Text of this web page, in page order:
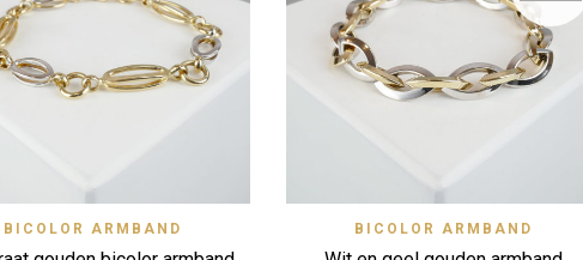
Zet op verlanglijstje Quick View
BICOLOR ARMBAND Zet op verlanglijstje Quick View
BICOLOR ARMBAND